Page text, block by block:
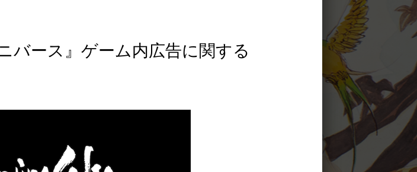
バース』ゲーム内広告に関する